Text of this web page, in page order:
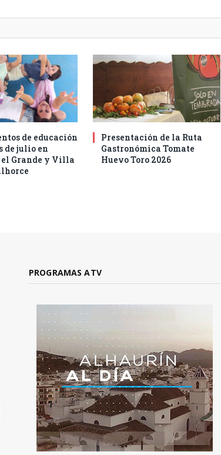
de educación
de julio en
Grande y Villa
Presentación de la Ruta
Gastronómica Tomate
Huevo Toro 2026
PROGRAMAS ATV